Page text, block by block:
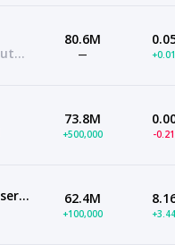
@5minutecraftsyoutube
80.6M
—
73.8M
+500,000 -
LooLoo Kids — Nursery Rhymes and Children's Songs
62.4M
+100,000